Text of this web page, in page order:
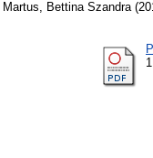
Martus, Bettina Szandra